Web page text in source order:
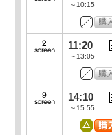
～10:15
11:20
～13:05
14:10
～15:55